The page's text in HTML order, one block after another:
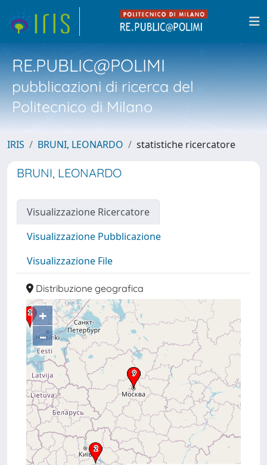
RE.PUBLIC@POLIMI
pubblicazioni di ricerca del
Politecnico di Milano
IRIS BRUNI, LEONARDO statistiche ricercatore
BRUNI, LEONARDO
Visualizzazione Ricercatore
Visualizzazione Pubblicazione
Visualizzazione File
Distribuzione geografica
+
–